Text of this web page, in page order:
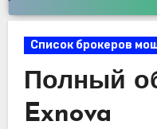
Список брокеров
Полный
Exnova